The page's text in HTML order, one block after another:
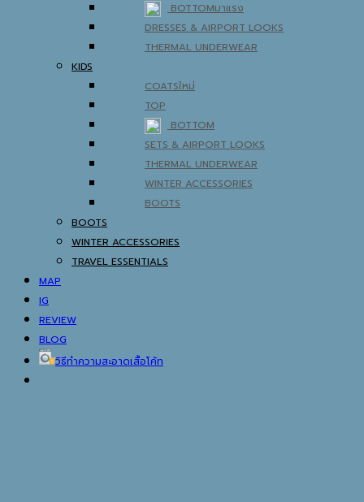
BOTTOM
DRESSES & AIRPORT LOOKS
THERMAL UNDERWEAR
KIDS
COATS
TOP
BOTTOM
SETS & AIRPORT LOOKS
THERMAL UNDERWEAR
WINTER ACCESSORIES
BOOTS
BOOTS
WINTER ACCESSORIES
TRAVEL ESSENTIALS
MAP
IG
REVIEW
BLOG
วิธีทำความสะอาดเสื้อโค้ท